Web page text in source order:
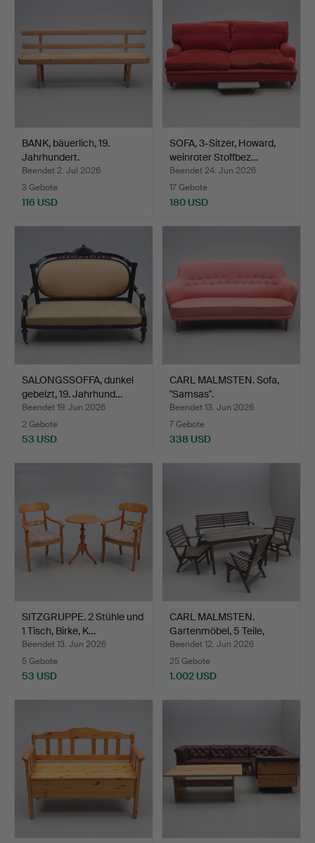
BANK, bäuerlich, 19.
Jahrhundert.
Beendet 2. Jul 2026
3 Gebote
116 USD
SOFA, 3-Sitzer, Howard,
weinroter Stoffbez…
Beendet 24. Jun 2026
17 Gebote
180 USD
SALONGSSOFFA, dunkel
gebeizt, 19. Jahrhund…
Beendet 19. Jun 2026
2 Gebote
53 USD
CARL MALMSTEN. Sofa,
"Samsas".
Beendet 13. Jun 2026
7 Gebote
338 USD
SITZGRUPPE. 2 Stühle und
1 Tisch, Birke, K…
Beendet 13. Jun 2026
5 Gebote
53 USD
CARL MALMSTEN.
Gartenmöbel, 5 Teile,
"Berg…
Beendet 12. Jun 2026
25 Gebote
1.002 USD